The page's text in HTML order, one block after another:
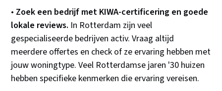
• Zoek een bedrijf met KIWA-certificering en goede
lokale reviews. In Rotterdam zijn veel
gespecialiseerde bedrijven activ. Vraag altijd
meerdere offertes en check of ze ervaring hebben met
jouw woningtype. Veel Rotterdamse jaren '30 huizen
hebben specifieke kenmerken die ervaring vereisen.